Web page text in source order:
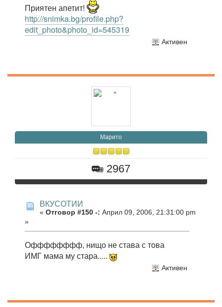
Приятен апетит!
http://snimka.bg/profile.php?
edit_photo&photo_id=545319
Активен
Марито
2967
ВКУСОТИИ
« Отговор #150 -: Април 09, 2006, 21:31:00 pm
»
Офффффффф, нищо не става с това
ИМГ мама му стара.....
Активен